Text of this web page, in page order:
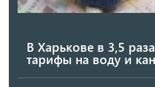
В Харькове в 3,5
тарифы на воду и